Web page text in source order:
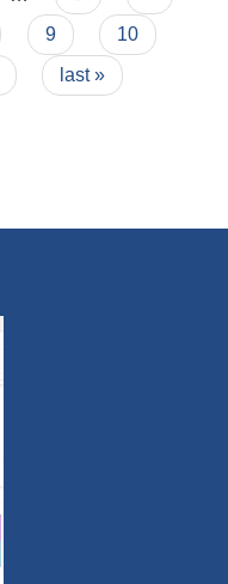
9
10
last »